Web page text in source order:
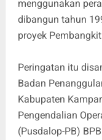
menggunakan
dibangun tahun
proyek
Peringatan itu
Badan
Kabupaten
Pengendalian
(Pusdalop-PB)